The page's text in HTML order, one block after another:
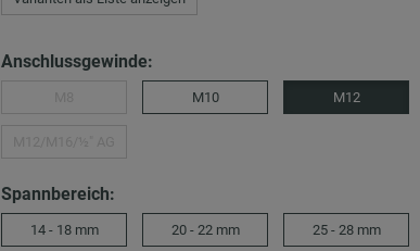
Anschlussgewinde:
M10 M12
Spannbereich:
14 - 18 mm 20 - 22 mm 25 - 28 mm